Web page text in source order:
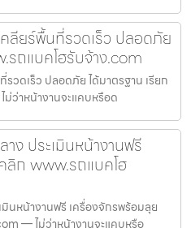
ลียร์พื้นที่รวดเร็ว ปลอดภัย
รถแบคโฮรับจ้าง.com
วดเร็ว ปลอดภัย ได้มาตรฐาน เรียก
ว่าหน้างานจะแคบหรือด
ง ประเมินหน้างานฟรี
ลิก www.รถแบคโฮ
นหน้างานฟรี เครื่องจักรพร้อมลุย
— ไม่ว่าหน้างานจะแคบหรือ